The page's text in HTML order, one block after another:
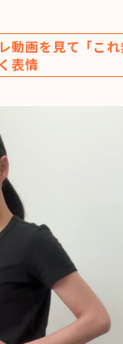
動画を見て「こ
表情